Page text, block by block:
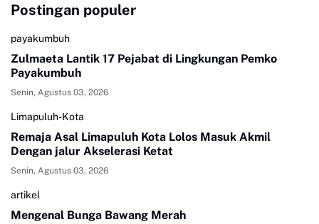
Postingan populer
payakumbuh
Zulmaeta Lantik 17 Pejabat di Lingkungan Pemko
Payakumbuh
Senin, Agustus 03, 2026
Limapuluh-Kota
Remaja Asal Limapuluh Kota Lolos Masuk Akmil
Dengan jalur Akselerasi Ketat
Senin, Agustus 03, 2026
artikel
Mengenal Bunga Bawang Merah